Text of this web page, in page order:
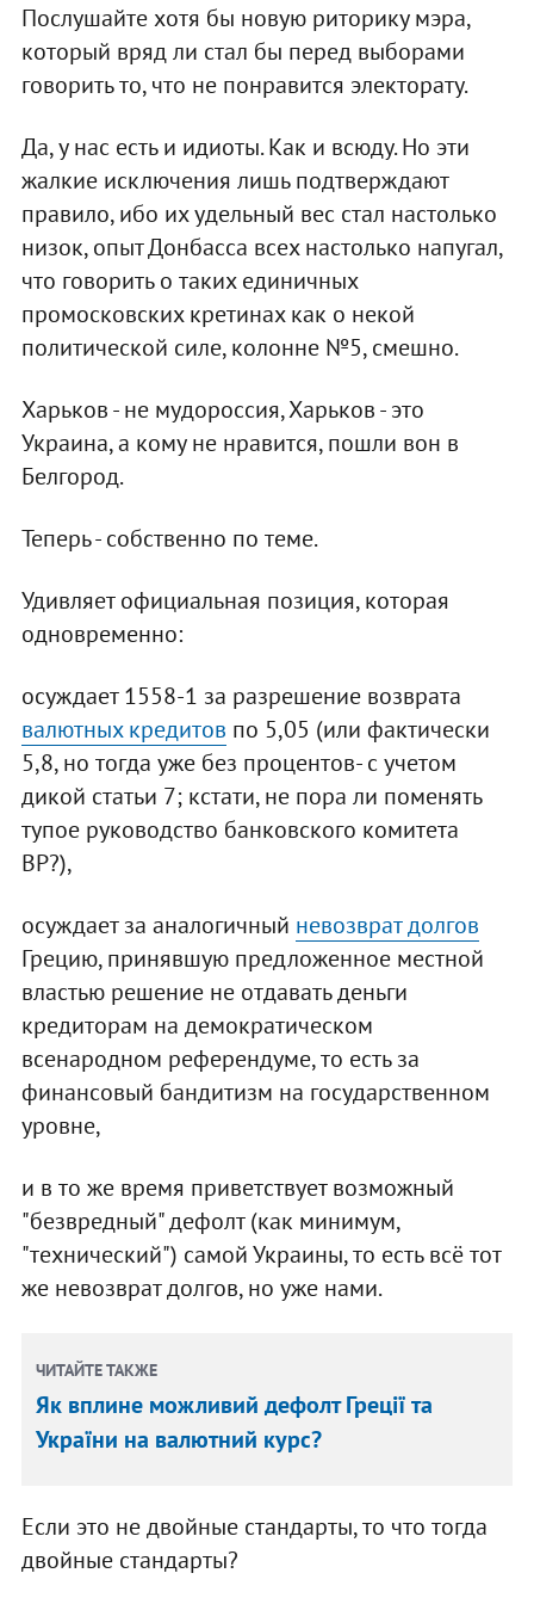
Послушайте хотя бы новую риторику мэра,
который вряд ли стал бы перед выборами
говорить то, что не понравится электорату.
Да, у нас есть и идиоты. Как и всюду. Но эти
жалкие исключения лишь подтверждают
правило, ибо их удельный вес стал настолько
низок, опыт Донбасса всех настолько напугал,
что говорить о таких единичных
промосковских кретинах как о некой
политической силе, колонне №5, смешно.
Харьков - не мудороссия, Харьков - это
Украина, а кому не нравится, пошли вон в
Белгород.
Теперь - собственно по теме.
Удивляет официальная позиция, которая
одновременно:
осуждает 1558-1 за разрешение возврата
валютных кредитов по 5,05 (или фактически
5,8, но тогда уже без процентов- с учетом
дикой статьи 7; кстати, не пора ли поменять
тупое руководство банковского комитета
ВР?),
осуждает за аналогичный невозврат долгов
Грецию, принявшую предложенное местной
властью решение не отдавать деньги
кредиторам на демократическом
всенародном референдуме, то есть за
финансовый бандитизм на государственном
уровне,
и в то же время приветствует возможный
"безвредный" дефолт (как минимум,
"технический") самой Украины, то есть всё тот
же невозврат долгов, но уже нами.
ЧИТАЙТЕ ТАКЖЕ
Як вплине можливий дефолт Греції та
України на валютний курс?
Если это не двойные стандарты, то что тогда
двойные стандарты?